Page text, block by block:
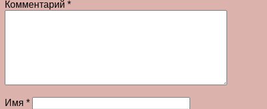
Комментарий *
Имя *